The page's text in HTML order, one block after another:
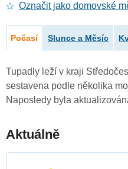
Označit jako domovské
Počasí Slunce a Měsíc
Tupadly leží v kraji
sestavena podle několika
Naposledy byla
Aktuálně